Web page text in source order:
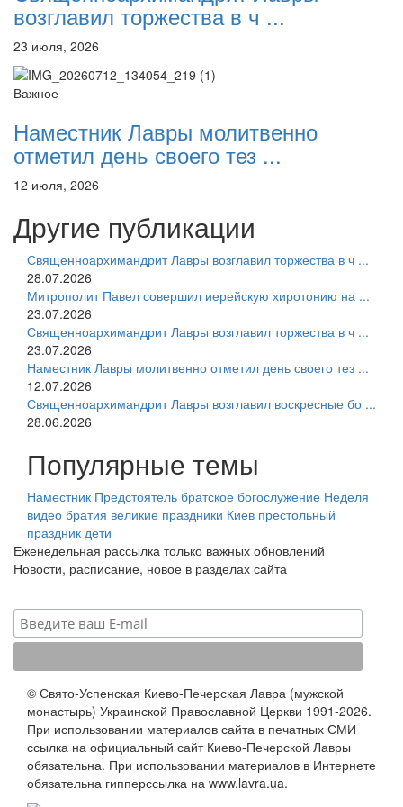
возглавил торжества в ч ...
23 июля, 2026
Важное
Наместник Лавры молитвенно
отметил день своего тез ...
12 июля, 2026
Другие публикации
Священноархимандрит Лавры возглавил торжества в ч ...
28.07.2026
Митрополит Павел совершил иерейскую хиротонию на ...
23.07.2026
Священноархимандрит Лавры возглавил торжества в ч ...
23.07.2026
Наместник Лавры молитвенно отметил день своего тез ...
12.07.2026
Священноархимандрит Лавры возглавил воскресные бо ...
28.06.2026
Популярные темы
Наместник Предстоятель братское богослужение Неделя
видео братия великие праздники Киев престольный
праздник дети
Еженедельная рассылка только важных обновлений
Новости, расписание, новое в разделах сайта
© Свято-Успенская Киево-Печерская Лавра (мужской
монастырь) Украинской Православной Церкви 1991-2026.
При использовании материалов сайта в печатных СМИ
ссылка на официальный сайт Киево-Печерской Лавры
обязательна. При использовании материалов в Интернете
обязательна гипперссылка на www.lavra.ua.